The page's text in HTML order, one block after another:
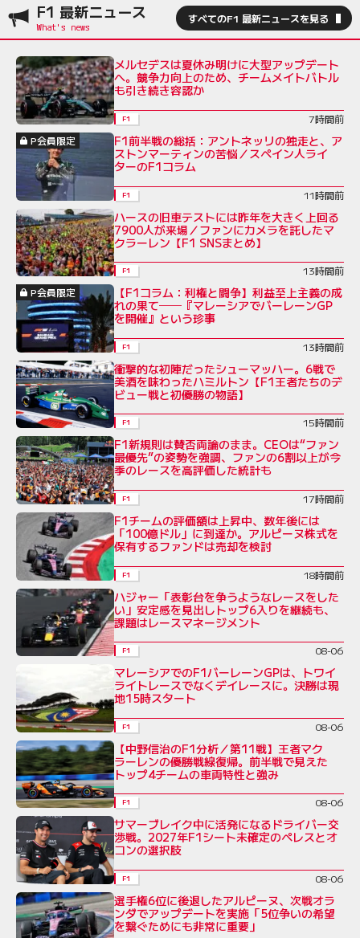
F1 最新ニュース すべてのF1 最新ニュースを見る
メルセデスは夏休み明けに大型アップデート
へ。競争力向上のため、チームメイトバトル
も引き続き容認か
F1
7時間前
P会員限定
F1前半戦の総括：アントネッリの独走と、ア
ストンマーティンの苦悩／スペイン人ライ
ターのF1コラム
F1 11時間前
ハースの旧車テストには昨年を大きく上回る
7900人が来場／ファンにカメラを託したマ
クラーレン【F1 SNSまとめ】
F1
13時間前
P会員限定
【F1コラム：利権と闘争】利益至上主義の成
れの果て──『マレーシアでバーレーンGP
を開催』という珍事
F1 13時間前
衝撃的な初陣だったシューマッハー。6戦で
美酒を味わったハミルトン【F1王者たちのデ
ビュー戦と初優勝の物語】
F1 15時間前
F1新規則は賛否両論のまま。CEOは“ファン
最優先”の姿勢を強調、ファンの6割以上が今
季のレースを高評価した統計も
F1 17時間前
F1チームの評価額は上昇中、数年後には
「100億ドル」に到達か。アルピーヌ株式を
保有するファンドは売却を検討
F1 18時間前
ハジャー「表彰台を争うようなレースをした
い」安定感を見出しトップ6入りを継続も、
課題はレースマネージメント
F1 08-06
マレーシアでのF1バーレーンGPは、トワイ
ライトレースでなくデイレースに。決勝は現
地15時スタート
F1 08-06
【中野信治のF1分析／第11戦】王者マク
ラーレンの優勝戦線復帰。前半戦で見えた
トップ4チームの車両特性と強み
F1 08-06
サマーブレイク中に活発になるドライバー交
渉戦。2027年F1シート未確定のペレスとオ
コンの選択肢
F1 08-06
選手権6位に後退したアルピーヌ、次戦オラ
ンダでアップデートを実施「5位争いの希望
を繋ぐためにも非常に重要」